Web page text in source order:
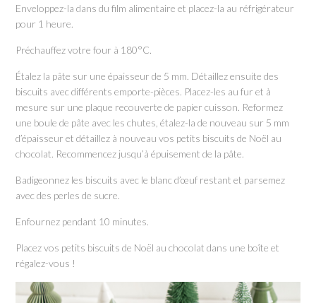
Enveloppez-la dans du film alimentaire et placez-la au réfrigérateur
pour 1 heure.
Préchauffez votre four à 180°C.
Étalez la pâte sur une épaisseur de 5 mm. Détaillez ensuite des
biscuits avec différents emporte-pièces. Placez-les au fur et à
mesure sur une plaque recouverte de papier cuisson. Reformez
une boule de pâte avec les chutes, étalez-la de nouveau sur 5 mm
d’épaisseur et détaillez à nouveau vos petits biscuits de Noël au
chocolat. Recommencez jusqu’à épuisement de la pâte.
Badigeonnez les biscuits avec le blanc d’œuf restant et parsemez
avec des perles de sucre.
Enfournez pendant 10 minutes.
Placez vos petits biscuits de Noël au chocolat dans une boîte et
régalez-vous !